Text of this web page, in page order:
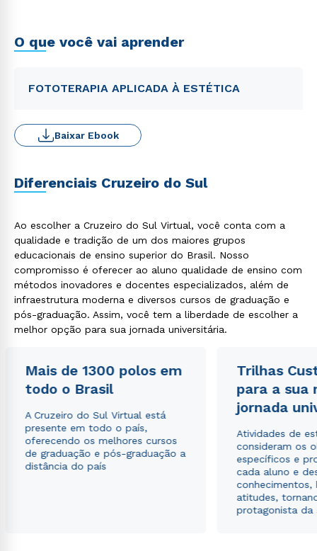
O que você vai aprender
FOTOTERAPIA APLICADA À ESTÉTICA
Baixar Ebook
Diferenciais Cruzeiro do Sul
Ao escolher a Cruzeiro do Sul Virtual, você conta com a
qualidade e tradição de um dos maiores grupos
educacionais de ensino superior do Brasil. Nosso
compromisso é oferecer ao aluno qualidade de ensino com
métodos inovadores e docentes especializados, além de
infraestrutura moderna e diversos cursos de graduação e
pós-graduação. Assim, você tem a liberdade de escolher a
melhor opção para sua jornada universitária.
Mais de 1300 polos em
todo o Brasil
A Cruzeiro do Sul Virtual está
presente em todo o país,
oferecendo os melhores cursos
de graduação e pós-graduação a
distância do país
Trilhas
para a sua
jornada
Atividades de
consideram os
específicos e
cada aluno e
conhecimentos,
atitudes,
protagonista da